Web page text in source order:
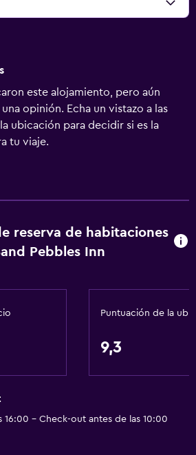
este alojamiento, pero aún
opinión. Echa un vistazo a las
ubicación para decidir si es la
tu viaje.
reserva de habitaciones
Pebbles Inn
Puntuación de la
9,3
16:00 - Check-out antes de las 10:00